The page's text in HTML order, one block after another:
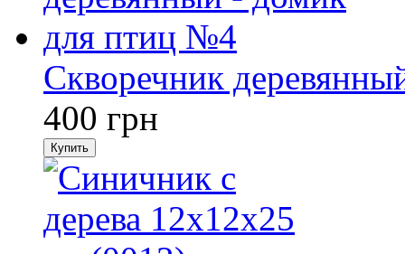
Скворечник
400 грн
Купить